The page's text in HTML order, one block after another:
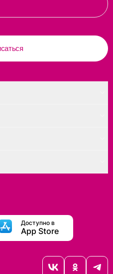
Доступно в
App Store